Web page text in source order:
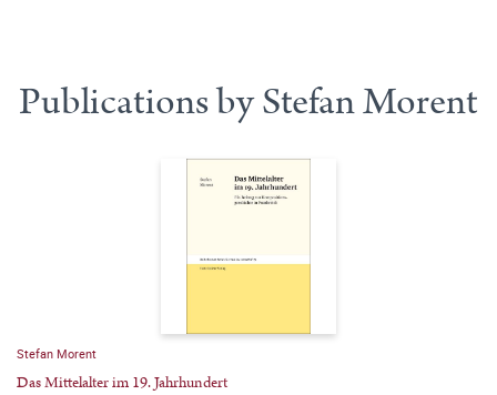
Publications by Stefan Morent
Stefan Morent
Das Mittelalter im 19. Jahrhundert